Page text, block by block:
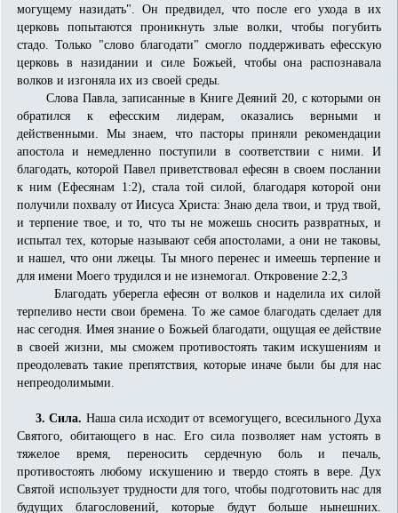
могущему назидать". Он предвидел, что после его ухода в их
церковь попытаются проникнуть злые волки, чтобы погубить
стадо. Только "слово благодати" смогло поддерживать ефесскую
церковь в назидании и силе Божьей, чтобы она распознавала
волков и изгоняла их из своей среды.
Слова Павла, записанные в Книге Деяний 20, с которыми он
обратился к ефесским лидерам, оказались верными и
действенными. Мы знаем, что пасторы приняли рекомендации
апостола и немедленно поступили в со­ответствии с ними. И
благодать, которой Павел приветствовал ефесян в своем послании
к ним (Ефесянам 1:2), стала той силой, благодаря которой они
получили похвалу от Иисуса Христа: Знаю дела твои, и труд твой,
и терпение твое, и то, что ты не можешь сносить развратных, и
испытал тех, которые называют себя апостолами, а они не таковы,
и нашел, что они лжецы. Ты много перенес и имеешь терпение и
для имени Моего трудился и не изнемогал. Откровение 2:2,3
Благодать уберегла ефесян от волков и наделила их силой
терпеливо нести свои бремена. То же самое благодать сделает для
нас сегодня. Имея знание о Божьей благодати, ощущая ее действие
в своей жизни, мы смо­жем противостоять таким искушениям и
преодолевать такие препятствия, которые иначе были бы для нас
непреодолимыми.
3. Сила. Наша сила исходит от всемогущего, всесильного Духа
Святого, обитающего в нас. Его сила позволяет нам устоять в
тяжелое время, переносить сердечную боль и печаль,
противостоять любому искушению и твердо стоять в вере. Дух
Святой использует трудности для того, чтобы подготовить нас для
будущих благословений, которые будут больше нынешних.